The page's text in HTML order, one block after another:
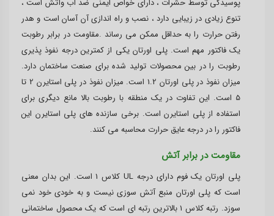
پوسیدگی توسط حشرات ، دارای خواص ایمنی ضد آب وآتش است ،
تنوع زیادی در زیبایی دارد ، نصب و راه اندازی آن آسان است و هدر
رفتن حرارت را به حداقل ممکن می رساند .مقاومت در برابر رطوبت
یک فاکتور مهم است. پلی اورتان یکی از کمترین درجه نفوذ پذیری
رطوبت را در بین محصولات تولید شده برای صنعت ساختمان دارد.
میزان نفوذ در پلی اورتان 1.2 است. میزان نفوذ در پلی استایرن 2 تا
5 است. این تفاوت در یک منطقه با رطوبت بالا مانع دیگری برای
استفاده از پلی استایرن است. برخی سازنده های پلی استایرن این
فاکتور را در درجه عایق حرارت محاسبه می کنند.
مقاومت در برابر آتش
پلی اورتان یک فوم دارای درجه UL کلاس 1 است. این بدان معنی
است که پلی اورتان منبع آتش سوزی نیست و به خودی خود نمی
سوزد. رتبه کلاس 1 بالاترین رتبه ای است که یک محصول ساختمانی